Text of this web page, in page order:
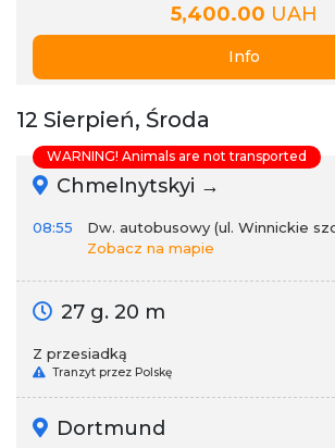
5,400.00 UAH
Info
12 Sierpień, Środa
Chmelnytskyi →
08:55
Dw. autobusowy (ul. Winnickie
Zobacz na mapie
27 g. 20 m
Z przesiadką
Tranzyt przez Polskę
Dortmund
WARNING! Animals are not transported